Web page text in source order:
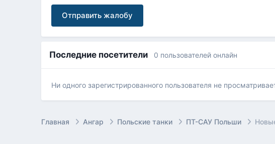
Отправить жалобу
Последние посетители 0 пользователей онлайн
Ни одного зарегистрированного пользователя не
Главная Ангар Польские танки ПТ-САУ Польши